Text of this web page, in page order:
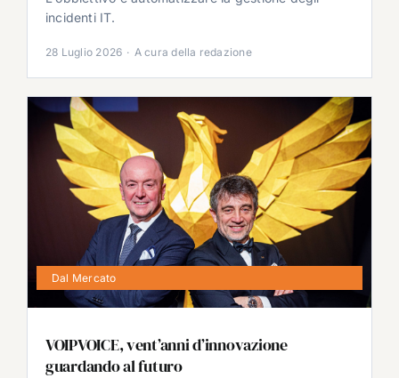
incidenti IT.
28 Luglio 2026 · A cura della redazione
Dal Mercato
VOIPVOICE, vent’anni d’innovazione
guardando al futuro